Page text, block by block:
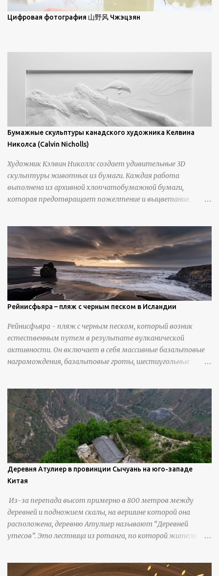
уникальной манерой использования освещения". Для
просмотра всех работ, посетите страницу –
Цифровая фотография 山野风 Чжэцзян
Бумажные скульптуры канадского художника Келвина
Николса (Calvin Nicholls)
Художник Кэлвин Николлс создает удивительные 3D
скульптуры животных из бумаги. Каждая работа
выполнена из архивной хлопчатобумажной бумаги,
которая предотвращает пожелтение и выцветание.
инструменты для текстурирования, чтобы точно
вылепить каждую деталь. источник
https://calvinnicholls.com/
Рейнисфьяра – пляж с черным песком в Исландии
Рейнисфьяра - пляж с черным песком, который возник
естественным путем в результате вулканической
активности. Он включает в себя массивные базальтовые
нагромождения, базальтовые гроты, шестиугольные
Деревня Атулиер в провинции Сычуань на юго-западе
Китая
Из-за перепада высот примерно в 800 метров между
деревней и подножием скалы, на вершине которой она
расположена, деревню Атулиер называют “Деревней
утесов”. Это лестница из ротанга, по которой жители
стальными лестницами с защитными перилами, и